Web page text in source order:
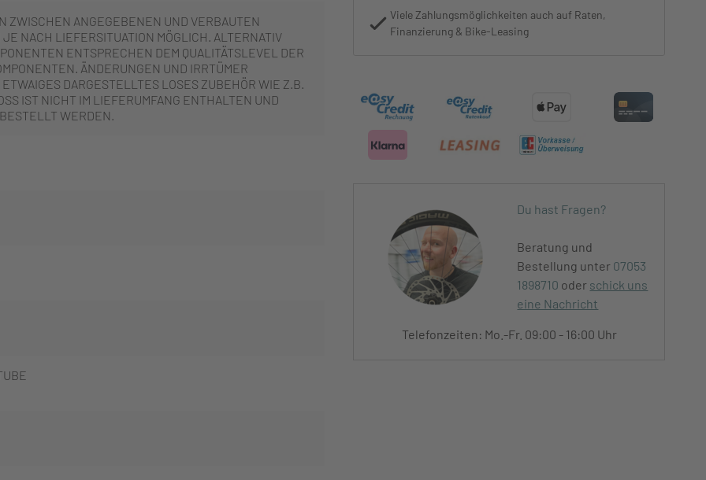
Viele Zahlungsmöglichkeiten auch auf Raten,
Finanzierung & Bike-Leasing
Du hast Fragen?
Beratung und
Bestellung unter 07053
1898710 oder schick uns
eine Nachricht
Telefonzeiten: Mo.-Fr. 09:00 - 16:00 Uhr
ZWISCHEN ANGEGEBENEN UND VERBAUTEN
NACH LIEFERSITUATION MÖGLICH. ALTERNATIV
ENTSPRECHEN DEM QUALITÄTSLEVEL DER
ÄNDERUNGEN UND IRRTÜMER
DARGESTELLTES LOSES ZUBEHÖR WIE Z.B.
IST NICHT IM LIEFERUMFANG ENTHALTEN UND
WERDEN.